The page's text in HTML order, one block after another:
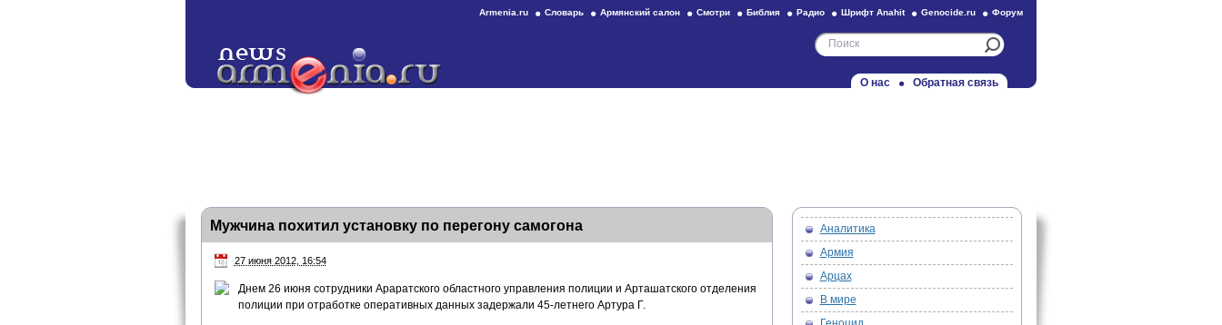
Armenia.ru Словарь Армянский салон Смотри Библия Радио Шрифт Anahit Genocide.ru Форум
О нас Обратная связь
Мужчина похитил установку по перегону самогона
27 июня 2012, 16:54
Днем 26 июня сотрудники Араратского областного управления полиции и Арташатского отделения
полиции при отработке оперативных данных задержали 45-летнего Артура Г.
Аналитика
Армия
Арцах
В мире